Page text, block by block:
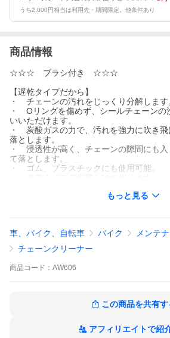
うち2,000円相当は利用先・期間限定。他条件あり
商品情報
☆☆☆ ブラシ付き ☆☆☆
【遅乾タイプだから】
・ チェーンの汚れをじっくり分解します
・ Oリングを傷めず、シールチェーンの
いいただけます。
・ 炭酸ガスの力で、汚れを強力に吹き飛
落とします。
・ 浸透性が高く、チェーンの隙間にも入
て落とします。
・ ゴム、プラスチックにも使用可能。
ご注意:ポリアミドなど一部のプラスチッ
【重要】お荷物のお届け遅延に関するお
7月28日に発生した熊本地震の影響によ
ージをご確認ください。
もっと見る
車、バイク、自転車 バイク
メンテ
チェーンクリーナー
商品 コード： AW606
この商品を共有す
アフィリエイトで紹